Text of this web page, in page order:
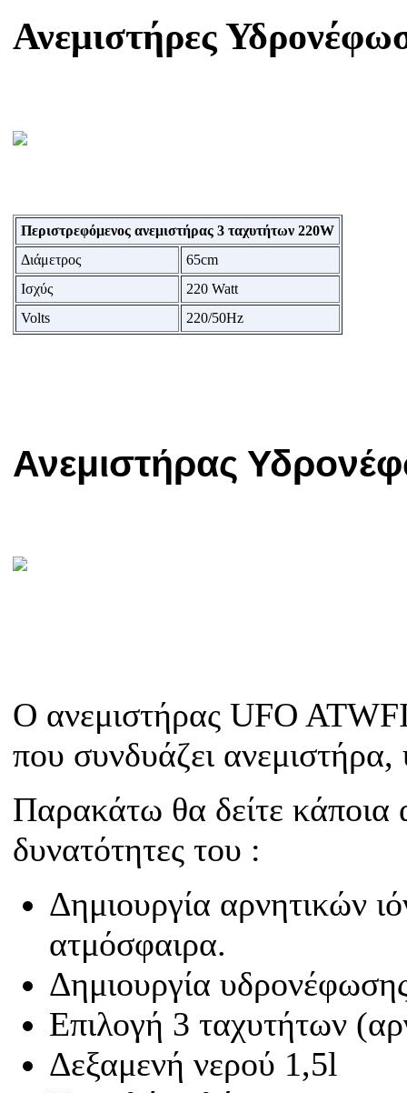
Ανεμιστήρες
Περιστρεφόμενος ανεμιστήρας 3 ταχυτήτων 220W
Διάμετρος
65cm
Ισχύς
220 Watt
Volts
220/50Hz
Ανεμιστήρας
Ο ανεμιστήρας UFO ATWFI
που συνδυάζει
Παρακάτω θα δείτε κάποια
δυνατότητες του :
Δημιουργία αρνητικών
ατμόσφαιρα.
Δημιουργία
Επιλογή 3 ταχυτήτων
Δεξαμενή νερού 1,5l